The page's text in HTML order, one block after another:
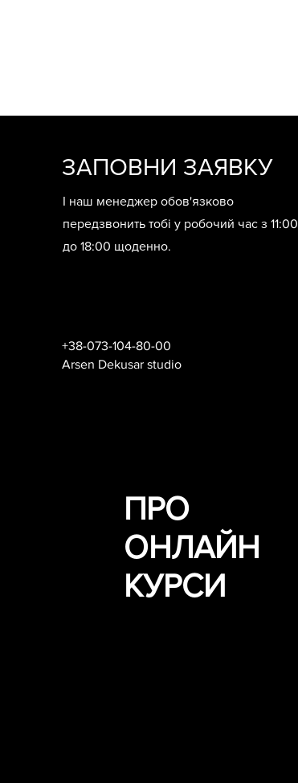
ЗАПОВНИ ЗАЯВКУ
І наш менеджер обов'язково
передзвонить тобі у робочий час з 11:00
до 18:00 щоденно.
+38-073-104-80-00
Arsen Dekusar studio
ПРО
ОНЛАЙН
КУРСИ